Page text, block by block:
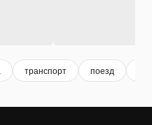
транспорт поезд